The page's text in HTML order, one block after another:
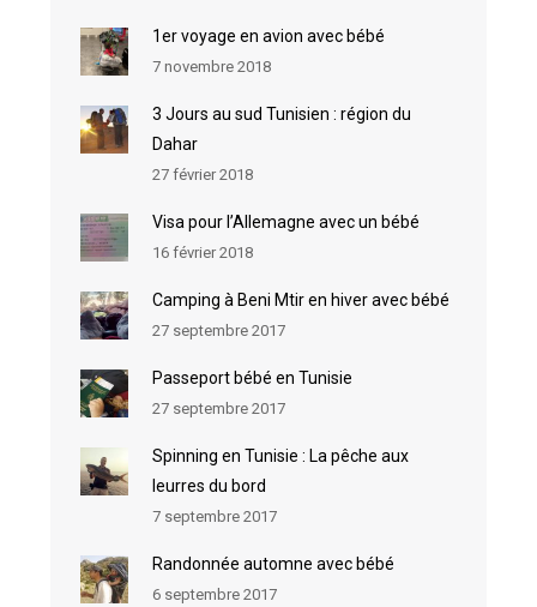
1er voyage en avion avec bébé
7 novembre 2018
3 Jours au sud Tunisien : région du
Dahar
27 février 2018
Visa pour l’Allemagne avec un bébé
16 février 2018
Camping à Beni Mtir en hiver avec bébé
27 septembre 2017
Passeport bébé en Tunisie
27 septembre 2017
Spinning en Tunisie : La pêche aux
leurres du bord
7 septembre 2017
Randonnée automne avec bébé
6 septembre 2017